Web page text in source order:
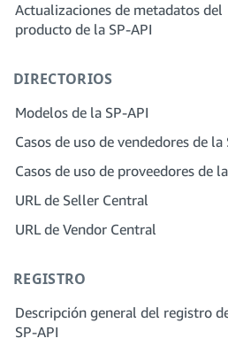
Paso 5: Realiza tu primera
entorno aislado de la SP-API
autorización
Paso 7: Registra tu aplicación de
producción
Paso 9: Prueba tu aplicación
Paso 10: Incluye tu solicitud
empresa
Paso 3: Verifica tu identidad
de tu empresa
Paso 5: Solicita roles en Seller
Paso 6: Invita a los empleados
cuenta
Paso 7: Conéctate con los
Paso 8. Incluye tu servicio en la
Actualizaciones de metadatos del
producto de la SP-API
DIRECTORIOS
Modelos de la SP-API
Casos de uso de vendedores de la
Casos de uso de proveedores de
URL de Seller Central
URL de Vendor Central
REGISTRO
Descripción general del registro
SP-API